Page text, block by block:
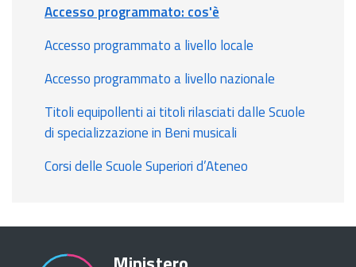
Accesso programmato: cos'è
Accesso programmato a livello locale
Accesso programmato a livello nazionale
Titoli equipollenti ai titoli rilasciati dalle Scuole
di specializzazione in Beni musicali
Corsi delle Scuole Superiori d’Ateneo